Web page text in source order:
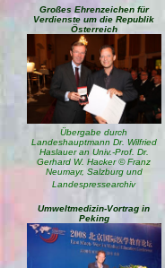
Großes Ehrenzeichen für
Verdienste um die Republik
Österreich
Übergabe durch
Landeshauptmann Dr. Wilfried
Haslauer an Univ.-Prof. Dr.
Gerhard W. Hacker © Franz
Neumayr, Salzburg und
Landespressearchiv
Umweltmedizin-Vortrag in
Peking